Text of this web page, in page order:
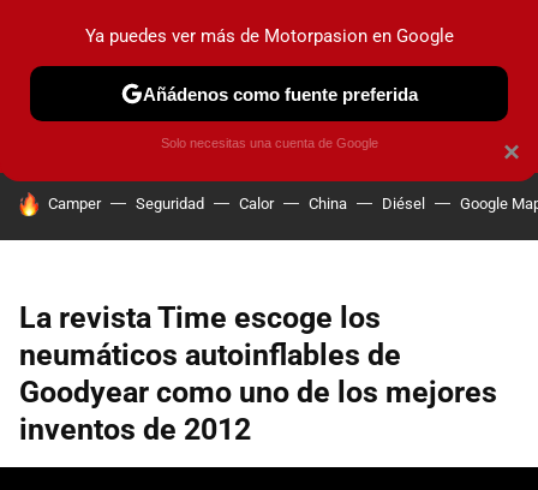
PRUEBAS COCHES ELÉCTRICOS OBSERVATORIO
HOY SE HABLA DE
Camper Seguridad Calor China Diésel Google
La revista Time escoge los
neumáticos autoinflables de
Goodyear como uno de los mejores
inventos de 2012
×
Ya puedes ver más de Motorpasion en Google
Añádenos como fuente preferida
Solo necesitas una cuenta de Google